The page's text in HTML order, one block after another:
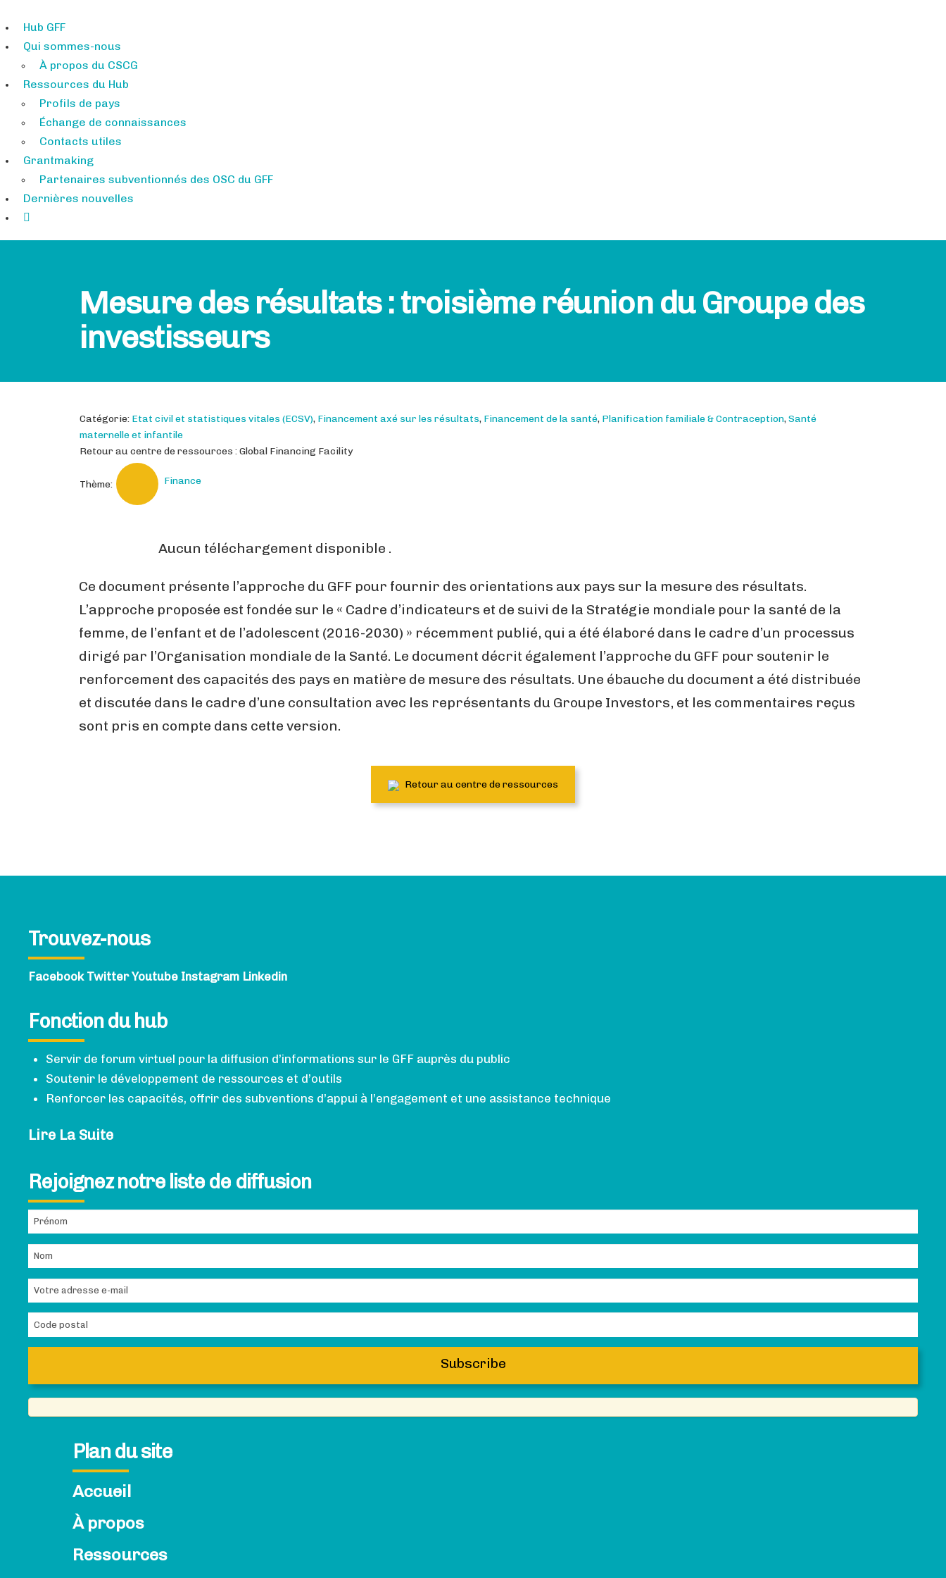
Hub GFF
Qui sommes-nous
À propos du CSCG
Ressources du Hub
Profils de pays
Échange de connaissances
Contacts utiles
Grantmaking
Partenaires subventionnés des OSC du GFF
Dernières nouvelles
Mesure des résultats : troisième réunion du Groupe des
investisseurs
Catégorie: Etat civil et statistiques vitales (ECSV), Financement axé sur les résultats, Financement de la santé, Planification familiale & Contraception,Santé
maternelle et infantile
Retour au centre de ressources : Global Financing Facility
Thème: Finance
Aucun téléchargement disponible .
Ce document présente l’approche du GFF pour fournir des orientations aux pays sur la mesure des résultats.
L’approche proposée est fondée sur le « Cadre d’indicateurs et de suivi de la Stratégie mondiale pour la santé de la
femme, de l’enfant et de l’adolescent (2016-2030) » récemment publié, qui a été élaboré dans le cadre d’un processus
dirigé par l’Organisation mondiale de la Santé. Le document décrit également l’approche du GFF pour soutenir le
renforcement des capacités des pays en matière de mesure des résultats. Une ébauche du document a été distribuée
et discutée dans le cadre d’une consultation avec les représentants du Groupe Investors, et les commentaires reçus
sont pris en compte dans cette version.
Retour au centre de ressources
Trouvez-nous
Facebook Twitter Youtube Instagram Linkedin
Fonction du hub
Servir de forum virtuel pour la diffusion d’informations sur le GFF auprès du public
Soutenir le développement de ressources et d’outils
Renforcer les capacités, offrir des subventions d’appui à l’engagement et une assistance technique
Lire La Suite
Rejoignez notre liste de diffusion
Plan du site
Accueil
À propos
Ressources